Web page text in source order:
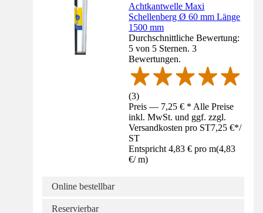
Achtkantwelle Maxi
Schellenberg Ø 60 mm Länge
1500 mm
Durchschnittliche Bewertung:
5 von 5 Sternen. 3
Bewertungen.
(3)
Preis — 7,25 € * Alle Preise
inkl. MwSt. und ggf. zzgl.
Versandkosten pro ST7,25 €*/
ST
Entspricht 4,83 € pro m(4,83
€/ m)
Online bestellbar
Reservierbar